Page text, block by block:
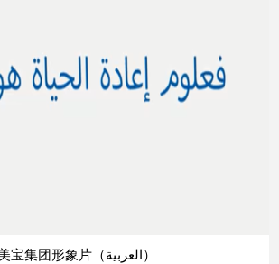
美宝集团形象片（العربية）